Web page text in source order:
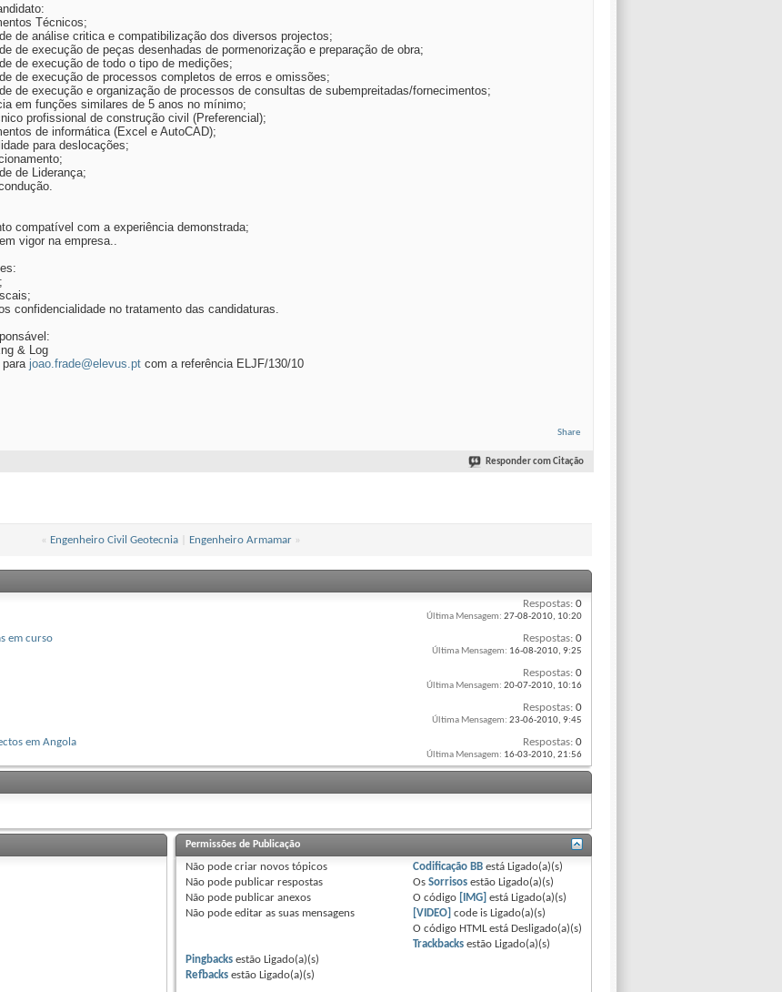
Técnicos;
de análise critica e compatibilização dos diversos projectos;
de execução de peças desenhadas de pormenorização e preparação de obra;
de execução de todo o tipo de medições;
de execução de processos completos de erros e omissões;
de execução e organização de processos de consultas de subempreitadas/fornecimentos;
em funções similares de 5 anos no mínimo;
profissional de construção civil (Preferencial);
de informática (Excel e AutoCAD);
para deslocações;
de Liderança;
compatível com a experiência demonstrada;
vigor na empresa..
confidencialidade no tratamento das candidaturas.
& Log
para joao.frade@elevus.pt com a referência ELJF/130/10
Share
Responder com Citação
« Engenheiro Civil Geotecnia Engenheiro Armamar »
Respostas: 0
Última Mensagem: 27-08-2010, 10:20
em curso Respostas: 0
Última Mensagem: 16-08-2010, 9:25
Respostas: 0
Última Mensagem: 20-07-2010, 10:16
Respostas: 0
Última Mensagem: 23-06-2010, 9:45
em Angola Respostas: 0
Última Mensagem: 16-03-2010, 21:56
Permissões de Publicação
Não podecriar novos tópicos
Não podepublicar respostas
Não podepublicar anexos
Não podeeditar as suas mensagens
Codificação BBestá Ligado(a)(s)
Os Sorrisosestão Ligado(a)(s)
O código [IMG] está Ligado(a)(s)
[VIDEO] code is Ligado(a)(s)
O código HTML está Desligado(a)(s)
Trackbacksestão Ligado(a)(s)
Pingbacksestão Ligado(a)(s)
Refbacksestão Ligado(a)(s)